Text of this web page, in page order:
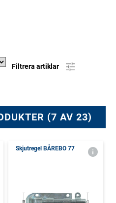
Filtrera artiklar
(7 AV 23)
Skjutregel BÅREBO 77